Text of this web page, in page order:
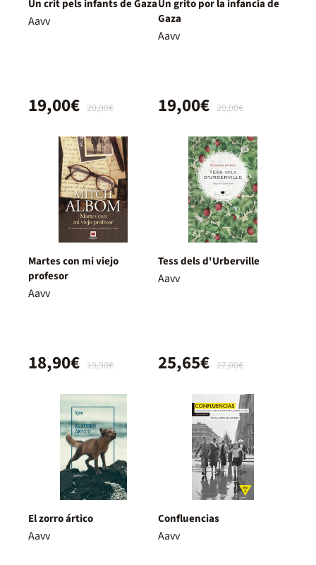
Un crit pels infants de Gaza
Aavv
20,00€
19,00€
Un grito por la infancia de
Gaza
Aavv
20,00€
19,00€
Martes con mi viejo
profesor
Aavv
19,90€
18,90€
Tess dels d'Urberville
Aavv
27,00€
25,65€
El zorro ártico
Aavv
Confluencias
Aavv